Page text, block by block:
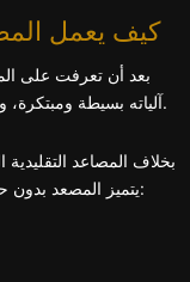
كيف يعمل
بعد أن تعرفت على
آلياته بسيطة ومبتكرة، ومصممة خصيصًا لتكون نظيفة وفعالة قدر الإمكان.
بخلاف المصاعد
يتميز المصعد بدون حفرة بنظام أكثر إحكامًا وبساطة. إليك كيفية عمله: